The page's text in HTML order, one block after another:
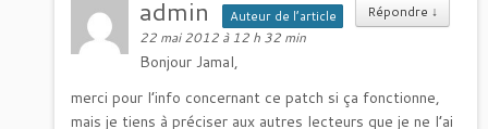
Répondre ↓
admin Auteur de l’article
22 mai 2012 à 12 h 32 min
Bonjour Jamal,
merci pour l’info concernant ce patch si ça fonctionne,
mais je tiens à préciser aux autres lecteurs que je ne l’ai